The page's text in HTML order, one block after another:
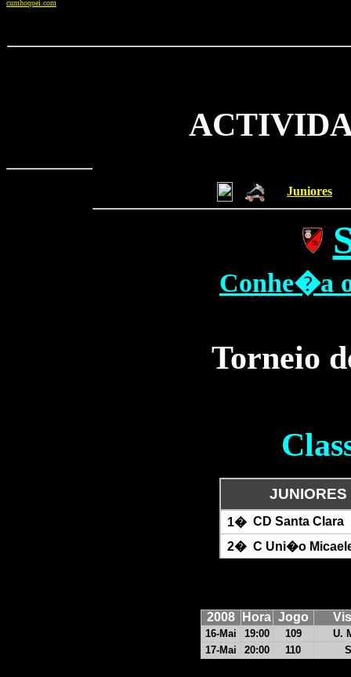
cumhoquei.com
Juniores
Conhe�a
Torneio
JUNIORES
1� CD Santa Clara
2� C Uni�o
2008 Hora Jogo
16-Mai 19:00 109
U.
17-Mai
20:00 110